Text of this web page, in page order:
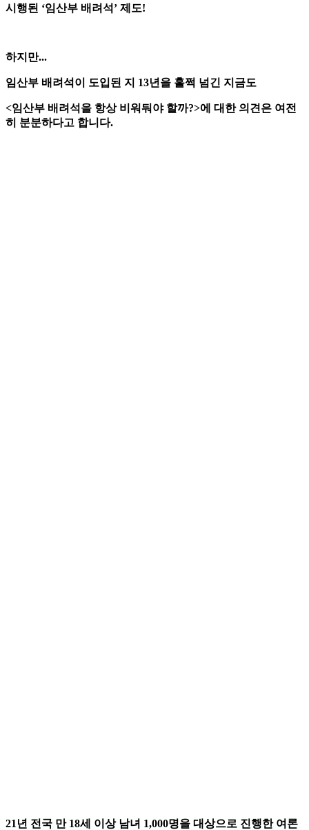
시행된 ‘임산부 배려석’ 제도!
하지만...
임산부 배려석이 도입된 지 13년을 훌쩍 넘긴 지금도
<임산부 배려석을 항상 비워둬야 할까?>에 대한 의견은 여전
히 분분하다고 합니다.
21년 전국 만 18세 이상 남녀 1,000명을 대상으로 진행한 여론